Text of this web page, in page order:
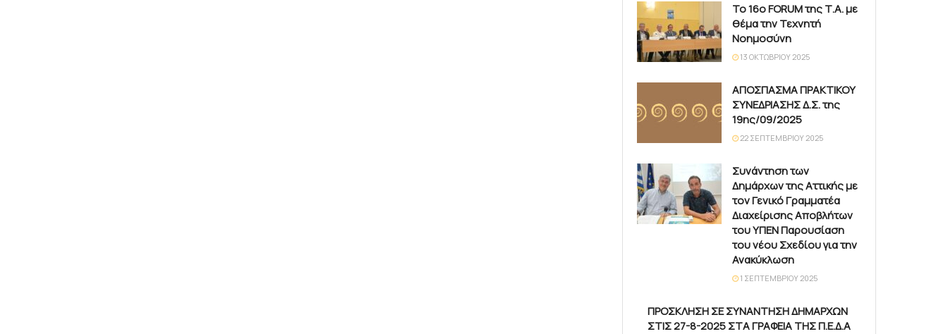
Το 16ο FORUM της Τ.Α. με
θέμα την Τεχνητή
Νοημοσύνη
13 ΟΚΤΩΒΡΊΟΥ 2025
ΑΠΟΣΠΑΣΜΑ ΠΡΑΚΤΙΚΟΥ
ΣΥΝΕΔΡΙΑΣΗΣ Δ.Σ. της
19ης/09/2025
22 ΣΕΠΤΕΜΒΡΊΟΥ 2025
Συνάντηση των
Δημάρχων της Αττικής με
τον Γενικό Γραμματέα
Διαχείρισης Αποβλήτων
του ΥΠΕΝ Παρουσίαση
του νέου Σχεδίου για την
Ανακύκλωση
1 ΣΕΠΤΕΜΒΡΊΟΥ 2025
ΠΡΟΣΚΛΗΣΗ ΣΕ ΣΥΝΑΝΤΗΣΗ ΔΗΜΑΡΧΩΝ
ΣΤΙΣ 27-8-2025 ΣΤΑ ΓΡΑΦΕΙΑ ΤΗΣ Π.Ε.Δ.Α